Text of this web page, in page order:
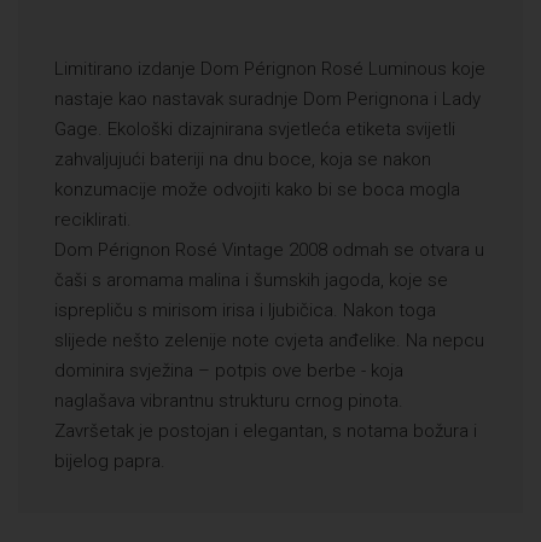
Limitirano izdanje Dom Pérignon Rosé Luminous koje
nastaje kao nastavak suradnje Dom Perignona i Lady
Gage. Ekološki dizajnirana svjetleća etiketa svijetli
zahvaljujući bateriji na dnu boce, koja se nakon
konzumacije može odvojiti kako bi se boca mogla
reciklirati.
Dom Pérignon Rosé Vintage 2008 odmah se otvara u
čaši s aromama malina i šumskih jagoda, koje se
isprepliču s mirisom irisa i ljubičica. Nakon toga
slijede nešto zelenije note cvjeta anđelike. Na nepcu
dominira svježina – potpis ove berbe - koja
naglašava vibrantnu strukturu crnog pinota.
Završetak je postojan i elegantan, s notama božura i
bijelog papra.